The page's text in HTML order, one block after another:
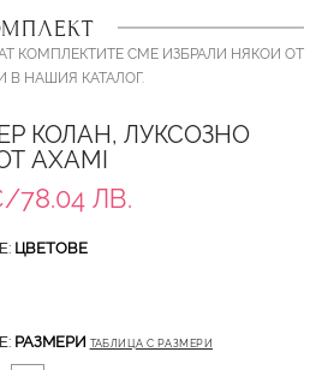
КОМПЛЕКТИТЕ СМЕ ИЗБРАЛИ НЯКОИ ОТ
НАШИЯ КАТАЛОГ.
КОЛАН, ЛУКСОЗНО
AXAMI
78.04 ЛВ.
ЦВЕТОВЕ
РАЗМЕРИ ТАБЛИЦА С РАЗМЕРИ